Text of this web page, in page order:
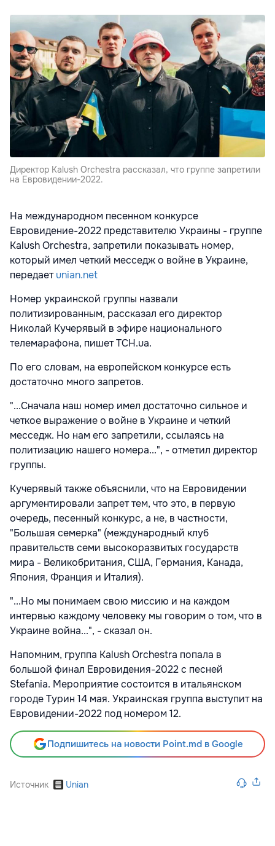
Директор Kalush Orchestra рассказал, что группе запретили
на Евровидении-2022.
На международном песенном конкурсе
Евровидение-2022 представителю Украины - группе
Kalush Orchestra, запретили показывать номер,
который имел четкий месседж о войне в Украине,
передаетunian.net
Номер украинской группы назвали
политизированным, рассказал его директор
Николай Кучерявый в эфире национального
телемарафона, пишет ТСН.uа.
По его словам, на европейском конкурсе есть
достаточно много запретов.
"...Сначала наш номер имел достаточно сильное и
четкое выражение о войне в Украине и четкий
месседж. Но нам его запретили, ссылаясь на
политизацию нашего номера...", - отметил директор
группы.
Кучерявый также объяснили, что на Евровидении
аргументировали запрет тем, что это, в первую
очередь, песенный конкурс, а не, в частности,
"Большая семерка" (международный клуб
правительств семи высокоразвитых государств
мира - Великобритания, США, Германия, Канада,
Япония, Франция и Италия).
"...Но мы понимаем свою миссию и на каждом
интервью каждому человеку мы говорим о том, что в
Украине война...", - сказал он.
Напомним, группа Kalush Orchestra попала в
большой финал Евровидения-2022 с песней
Stefania. Мероприятие состоится в итальянском
городе Турин 14 мая. Украинская группа выступит на
Евровидении-2022 под номером 12.
Подпишитесь на новости Point.md в Google
Источник Unian